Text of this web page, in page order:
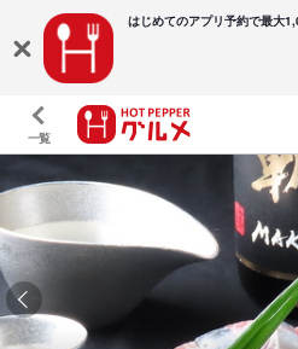
はじめてのアプリ予約で最大
一覧